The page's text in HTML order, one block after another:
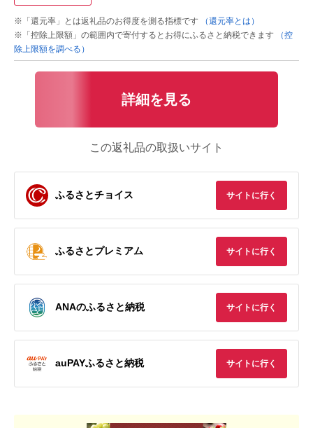
※「還元率」とは返礼品のお得度を測る指標です
（還元率とは）
※「控除上限額」の範囲内で寄付するとお得にふるさと納税できます
（控
除上限額を調べる）
詳細を見る
この返礼品の取扱いサイト
ふるさとチョイス サイトに行く
ふるさとプレミアム サイトに行く
ANAのふるさと納税 サイトに行く
auPAYふるさと納税 サイトに行く